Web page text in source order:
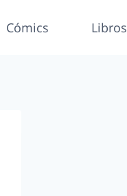
Cómics Libros